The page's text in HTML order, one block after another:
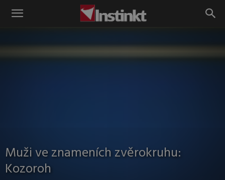
Instinkt
Muži ve znameních zvěrokruhu:
Kozoroh